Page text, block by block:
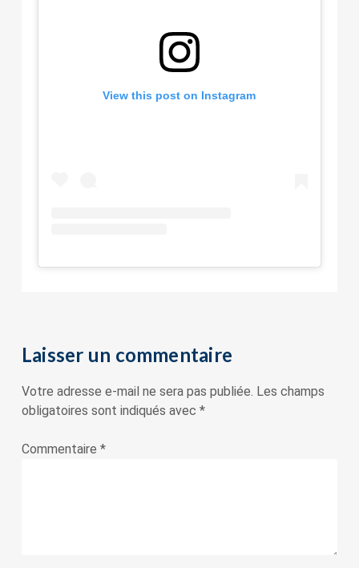
View this post on Instagram
Laisser un commentaire
Votre adresse e-mail ne sera pas publiée. Les champs
obligatoires sont indiqués avec *
Commentaire *